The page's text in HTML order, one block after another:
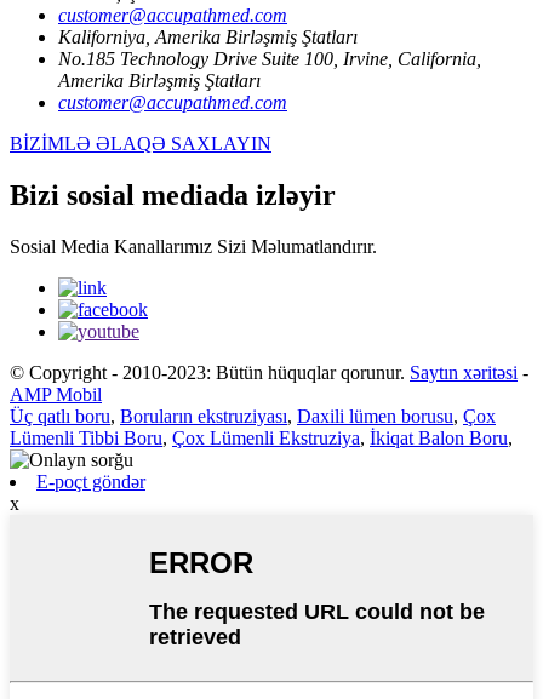
customer@accupathmed.com
Kaliforniya, Amerika Birləşmiş Ştatları
No.185 Technology Drive Suite 100, Irvine, California,
Amerika Birləşmiş Ştatları
customer@accupathmed.com
BİZİMLƏ ƏLAQƏ SAXLAYIN
Bizi sosial mediada izləyir
Sosial Media Kanallarımız Sizi Məlumatlandırır.
© Copyright - 2010-2023: Bütün hüquqlar qorunur. Saytın xəritəsi -
AMP Mobil
Üç qatlı boru, Boruların ekstruziyası, Daxili lümen borusu, Çox
Lümenli Tibbi Boru, Çox Lümenli Ekstruziya, İkiqat Balon Boru,
E-poçt göndər
x